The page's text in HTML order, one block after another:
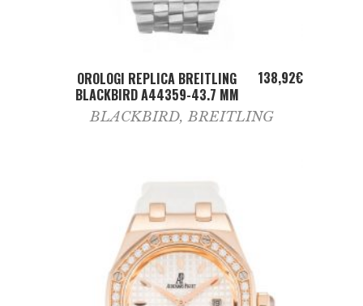
ADD TO CART
OROLOGI REPLICA BREITLING
BLACKBIRD A44359-43.7 MM
138,92€
BLACKBIRD,BREITLING